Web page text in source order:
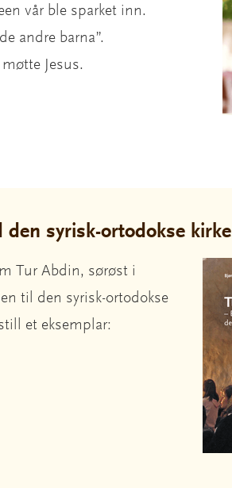
vår ble sparket inn.
andre barna”.
Jesus.
syrisk-ortodokse kirke
Tur Abdin, sørøst i
til den syrisk-ortodokse
et eksemplar: